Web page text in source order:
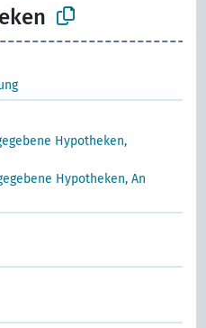
Hypotheken,
Hypotheken, An